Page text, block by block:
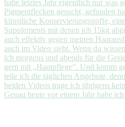
Genau heute vor einem Jahr habe